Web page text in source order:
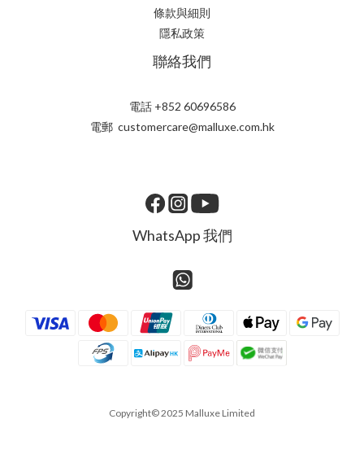
條款與細則
隱私政策
聯絡我們
電話 +852 60696586
電郵 customercare@malluxe.com.hk
WhatsApp 我們
Copyright© 2025 Malluxe Limited